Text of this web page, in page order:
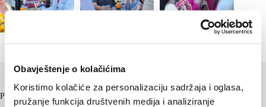
Obavještenje o kolačićima
Koristimo kolačiće za personalizaciju sadržaja i oglasa,
pružanje funkcija društvenih medija i analiziranje
Pročitaj i ovo